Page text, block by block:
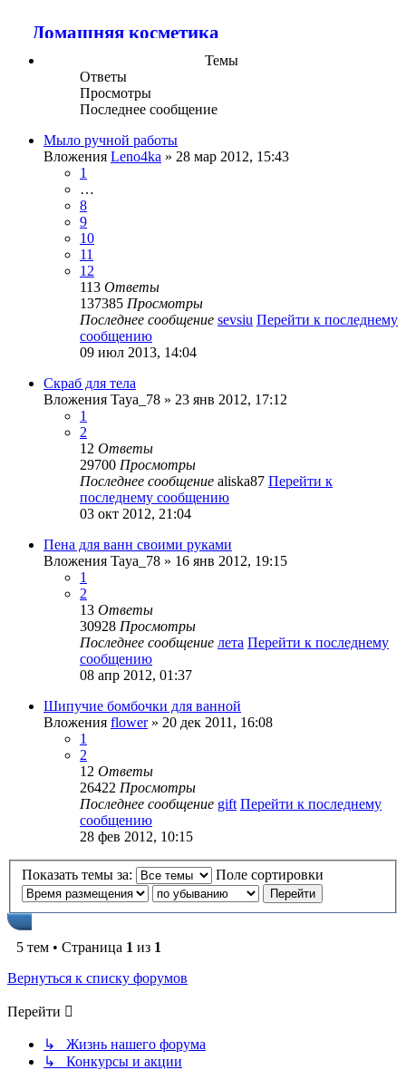
Домашняя косметика
Темы
Ответы
Просмотры
Последнее сообщение
Мыло ручной работы
Вложения Leno4ka » 28 мар 2012, 15:43
1
…
8
9
10
11
12
113 Ответы
137385 Просмотры
Последнее сообщение sevsiu Перейти к последнему
сообщению
09 июл 2013, 14:04
Скраб для тела
Вложения Taya_78 » 23 янв 2012, 17:12
1
2
12 Ответы
29700 Просмотры
Последнее сообщение aliska87 Перейти к
последнему сообщению
03 окт 2012, 21:04
Пена для ванн своими руками
Вложения Taya_78 » 16 янв 2012, 19:15
1
2
13 Ответы
30928 Просмотры
Последнее сообщение лета Перейти к последнему
сообщению
08 апр 2012, 01:37
Шипучие бомбочки для ванной
Вложения flower» 20 дек 2011, 16:08
1
2
12 Ответы
26422 Просмотры
Последнее сообщение gift Перейти к последнему
сообщению
28 фев 2012, 10:15
Показать темы за: Поле сортировки
5 тем • Страница 1 из 1
Вернуться к списку форумов
Перейти
↳ Жизнь нашего форума
↳ Конкурсы и акции